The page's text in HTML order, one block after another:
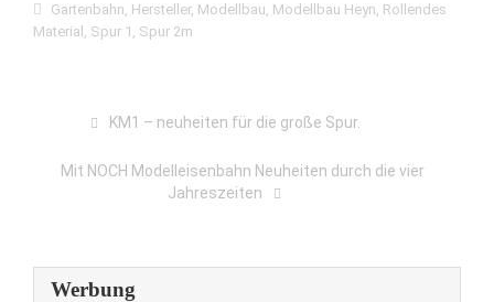
Gartenbahn, Hersteller, Modellbau, Modellbau Heyn, Rollendes
Material , Spur 1 , Spur 2m
KM1 – neuheiten für die große Spur.
Mit NOCH Modelleisenbahn Neuheiten durch die vier
Jahreszeiten
Werbung